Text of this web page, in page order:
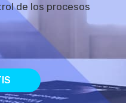
de los procesos